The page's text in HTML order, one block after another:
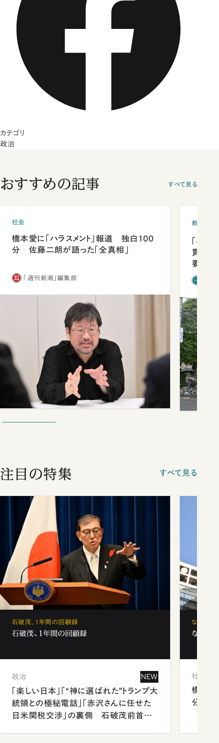
カテゴリ
政治
おすすめの記事 すべて見る
社会
橋本愛に「ハラスメント」報道 独白100
分 佐藤二朗が語った「全真相」
「週刊新潮」編集部
教育
「早
貫校へ
要だっ
注目の特集 すべて見る
石破茂、1年間の回顧録
石破茂、1年間の回顧録
政治 NEW
「楽しい日本」「“神に選ばれた”トランプ大
統領との極秘電話」「赤沢さんに任せた
日米関税交渉」の裏側 石破茂前首相
なぜ「フ
なぜ「
社会
橋本愛
分 佐